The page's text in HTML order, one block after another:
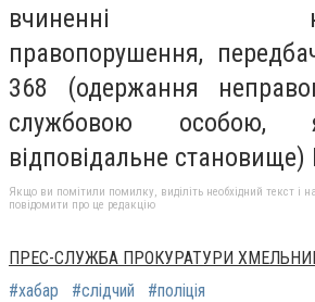
вчиненні
правопорушення,
368 (одержання
службовою особою,
відповідальне становище)
Якщо ви помітили помилку, виділіть необхідний текст і
повідомити про це редакцію
ПРЕС-СЛУЖБА ПРОКУРАТУРИ
#хабар
#слідчий #поліція